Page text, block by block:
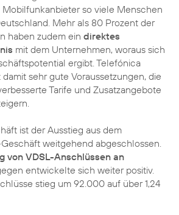
Mobilfunkanbieter so viele Menschen
Mehr als 80 Prozent der
haben zudem ein direktes
mit dem Unternehmen, woraus sich
ergibt. Telefónica
sehr gute Voraussetzungen, die
Tarife und Zusatzangebote
ist der Ausstieg aus dem
weitgehend abgeschlossen.
von VDSL-Anschlüssen an
entwickelte sich weiter positiv.
stieg um 92.000 auf über 1,24